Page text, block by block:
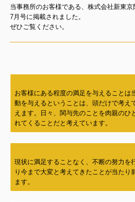
当事務所のお客様である、株式会社新東
7月号に掲載されました。
ぜひご覧ください。
お客様にある程度の満足を与えることは
動を与えるということは、頭だけで考え
えます。日々、関与先のことを肉親のひ
れてくることだと考えています。
現状に満足することなく、不断の努力を
り今まで大変と考えてきたことが当たり
ます。